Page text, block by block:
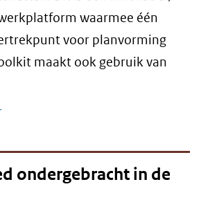
waarmee één
voor planvorming
maakt ook gebruik van
ondergebracht in de